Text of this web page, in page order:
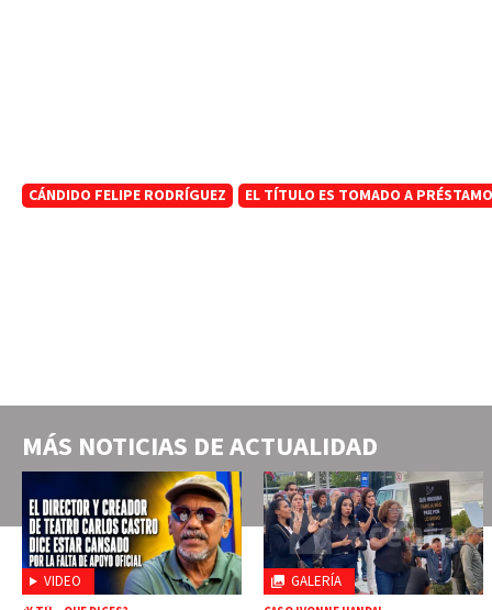
CÁNDIDO FELIPE RODRÍGUEZ EL TÍTULO ES TOMADO A
MÁS NOTICIAS DEACTUALIDAD
VIDEO GALERÍA